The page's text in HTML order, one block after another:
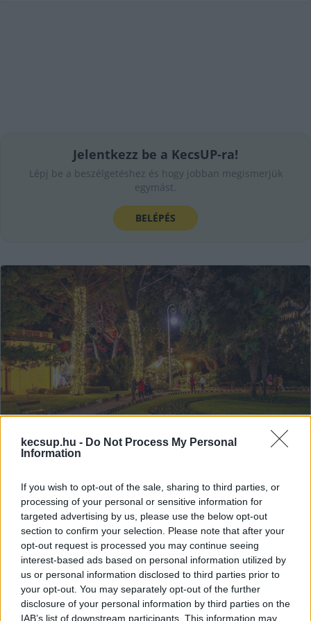
kecsup.hu - Do Not Process My Personal
Information
If you wish to opt-out of the sale, sharing to third parties, or
processing of your personal or sensitive information for
targeted advertising by us, please use the below opt-out
section to confirm your selection. Please note that after your
opt-out request is processed you may continue seeing
interest-based ads based on personal information utilized by
us or personal information disclosed to third parties prior to
your opt-out. You may separately opt-out of the further
disclosure of your personal information by third parties on the
IAB’s list of downstream participants. This information may
Jelentkezz be a KecsUP-ra!
Lépj be a beszélgetéshez és hogy jobban megismerjük
egymást.
BELÉPÉS
Három mediterrán város adventi
hangulatban – egy hosszú hétvége
A tengerparti városok visszavesznek a nyüzsgésből télen,
a belső területek pedig színpompával telnek meg – mintha
ez az ország három különböző arca
Lapszemle 2025. 11. 30.